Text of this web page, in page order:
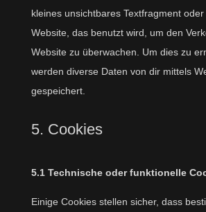
kleines unsichtbares Textfragment
Website, das benutzt wird, um den
Website zu überwachen. Um dies zu
werden diverse Daten von dir mittels
gespeichert.
5. Cookies
5.1 Technische oder funktionelle
Einige Cookies stellen sicher, dass